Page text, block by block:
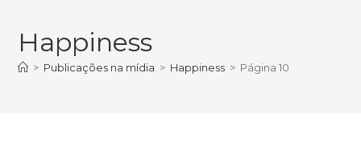
Happiness
> Publicações na mídia > Happiness > Página 10